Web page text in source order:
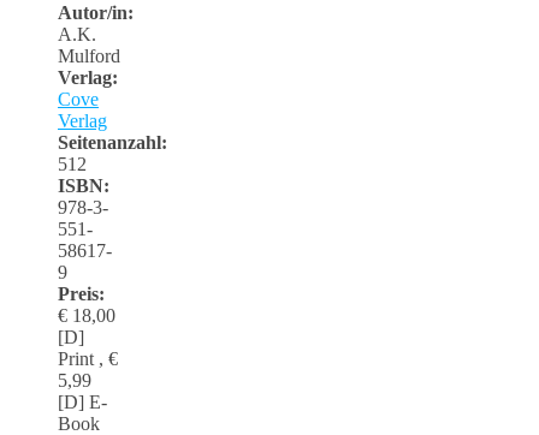
Autor/in:
A.K.
Mulford
Verlag:
Cove
Verlag
Seitenanzahl:
512
ISBN:
978-3-
551-
58617-
9
Preis:
€ 18,00
[D]
Print , €
5,99
[D] E-
Book